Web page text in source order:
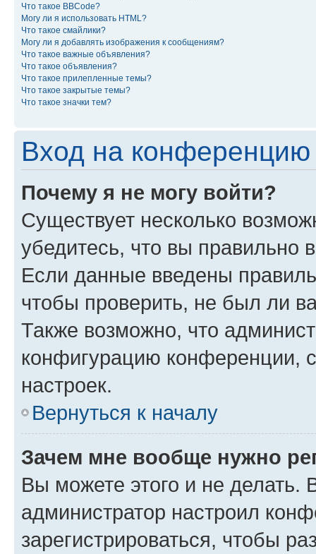
Что такое BBCode?
Могу ли я использовать HTML?
Что такое смайлики?
Могу ли я добавлять изображения к сообщениям?
Что такое важные объявления?
Что такое объявления?
Что такое прилепленные темы?
Что такое закрытые темы?
Что такое значки тем?
Вход на конференцию
Почему я не могу войти?
Существует несколько
убедитесь, что вы правильно
Если данные введены
чтобы проверить, не был ли
Также возможно, что
конфигурацию конференции,
настроек.
Вернуться к началу
Зачем мне вообще нужно
Вы можете этого и не делать.
администратор настроил
зарегистрироваться, чтобы